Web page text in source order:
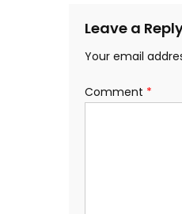
Leave a
Your email
Comment *